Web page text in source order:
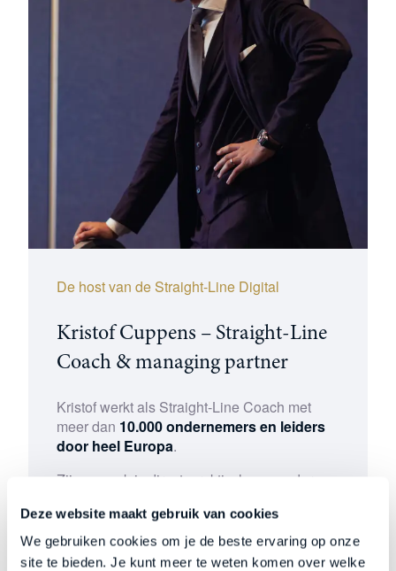
Deze website maakt gebruik van cookies
We gebruiken cookies om je de beste ervaring op onze
site te bieden. Je kunt meer te weten komen over welke
De host van de Straight-Line Digital
Kristof Cuppens – Straight-Line
Coach & managing partner
Kristof werkt als Straight-Line Coach met
meer dan 10.000 ondernemers en leiders
door heel Europa.
Zijn aanpak is direct, praktisch en zonder